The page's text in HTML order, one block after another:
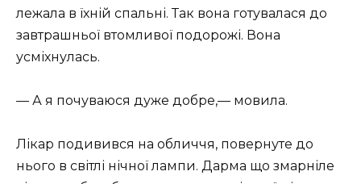
лежала в їхній спальні. Так вона готувалася до
завтрашньої втомливої подорожі. Вона
усміхнулась.
— А я почуваюся дуже добре,— мовила.
Лікар подивився на обличчя, повернуте до
нього в світлі нічної лампи. Дарма що змарніле